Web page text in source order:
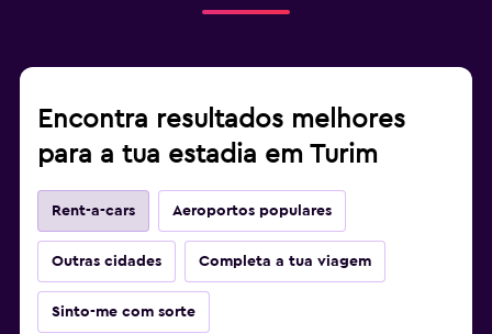
Encontra resultados melhores
para a tua estadia em Turim
Rent-a-cars Aeroportos populares
Outras cidades Completa a tua viagem
Sinto-me com sorte